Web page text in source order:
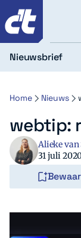
Nieuwsbrief
Home Nieuws
webtip:
Alieke van
31 juli